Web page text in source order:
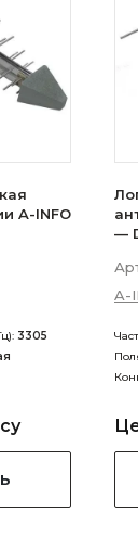
A-INFO
3305
—
A-